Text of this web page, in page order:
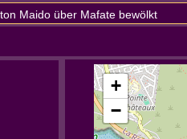
Maido über Mafate bewölkt
+
−